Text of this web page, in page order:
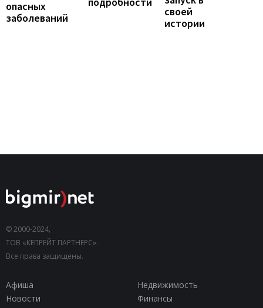
опасных
заболеваний
своей
истории
© 2000-2024,
ТОВ «КЕПРЕЙТ ПАРТНЕРС».
Все права защищены.
Афиша
Недвижимость
Новости
Финансы